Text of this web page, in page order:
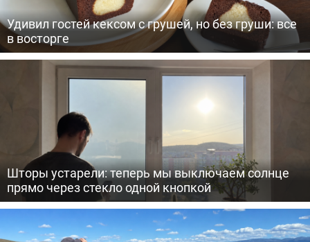
Удивил гостей кексом с грушей, но без груши: все
в восторге
Шторы устарели: теперь мы выключаем солнце
прямо через стекло одной кнопкой